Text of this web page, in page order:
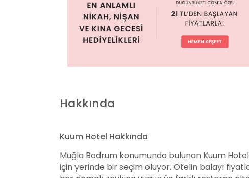
Hakkında
Kuum Hotel Hakkında
Muğla Bodrum konumunda bulunan Kuum
için yerinde bir seçim oluyor. Otelin balayı